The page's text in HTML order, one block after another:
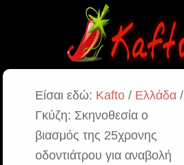
Είσαι εδώ: Kafto/ Ελλάδα/
Γκύζη: Σκηνοθεσία ο
βιασμός της 25χρονης
οδοντιάτρου για αναβολή